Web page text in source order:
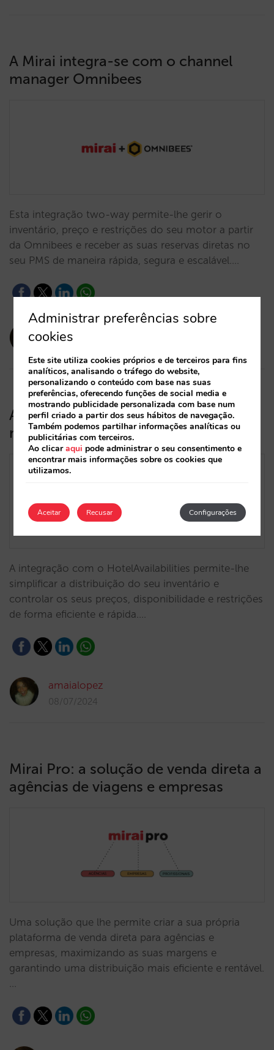
A Mirai integra-se com o channel
manager Omnibees
Esta integração two-way permite-lhe gerir o
inventário, preço e restrições do seu motor a partir
da Omnibees e receber as suas reservas diretas no
seu PMS de maneira rápida, segura e escalável.…
amaialopez
A Mirai integra-se com o channel
manager HotelAvailabilities
A integração com o HotelAvailabilities permite-lhe
simplificar a distribuição do seu inventário e
controlar os seus preços, disponibilidade e restrições
de forma eficiente e rápida.…
amaialopez
08/07/2024
Mirai Pro: a solução de venda direta a
agências de viagens e empresas
Uma solução que lhe permite criar a sua própria
plataforma de venda direta para agências e
empresas, maximizando as suas margens e
garantindo uma distribuição mais eficiente e rentável.
…
Administrar preferências sobre
cookies
Este site utiliza cookies próprios e de terceiros para fins
analíticos, analisando o tráfego do website,
personalizando o conteúdo com base nas suas
preferências, oferecendo funções de social media e
mostrando publicidade personalizada com base num
perfil criado a partir dos seus hábitos de navegação.
Também podemos partilhar informações analíticas ou
publicitárias com terceiros.
Ao clicaraqui pode administrar o seu consentimento e
encontrar mais informações sobre os cookies que
utilizamos.
Aceitar Configurações
Recusar